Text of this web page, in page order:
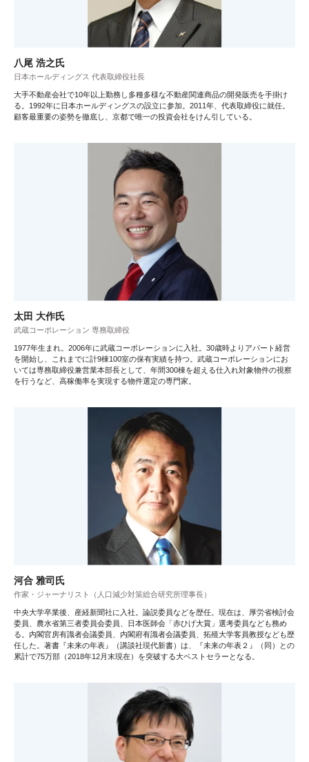
八尾 浩之氏
日本ホールディングス 代表取締役社長
大手不動産会社で10年以上勤務し多種多様な不動産関連商品の開発販売を手掛け
る。1992年に日本ホールディングスの設立に参加。2011年、代表取締役に就任。
顧客最重要の姿勢を徹底し、京都で唯一の投資会社をけん引している。
太田 大作氏
武蔵コーポレーション 専務取締役
1977年生まれ。2006年に武蔵コーポレーションに入社。30歳時よりアパート経営
を開始し、これまでに計9棟100室の保有実績を持つ。武蔵コーポレーションにお
いては専務取締役兼営業本部長として、年間300棟を超える仕入れ対象物件の視察
を行うなど、高稼働率を実現する物件選定の専門家。
河合 雅司氏
作家・ジャーナリスト（人口減少対策総合研究所理事長）
中央大学卒業後、産経新聞社に入社。論説委員などを歴任。現在は、厚労省検討会
委員、農水省第三者委員会委員、日本医師会「赤ひげ大賞」選考委員なども務め
る。内閣官房有識者会議委員、内閣府有識者会議委員、拓殖大学客員教授なども歴
任した。著書『未来の年表』（講談社現代新書）は、『未来の年表２』（同）との
累計で75万部（2018年12月末現在）を突破する大ベストセラーとなる。